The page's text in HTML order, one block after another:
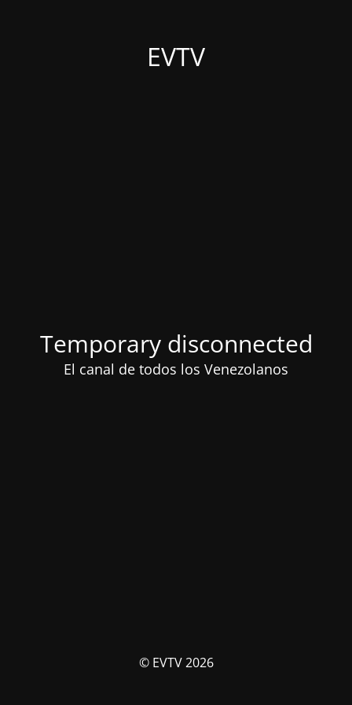
EVTV
Temporary disconnected
El canal de todos los Venezolanos
© EVTV 2026